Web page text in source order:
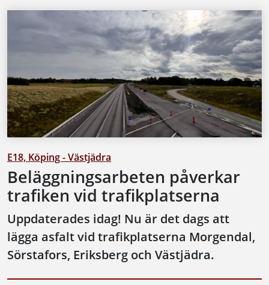
E18, Köping - Västjädra
Beläggningsarbeten påverkar
trafiken vid trafikplatserna
Uppdaterades idag! Nu är det dags att
lägga asfalt vid trafikplatserna Morgendal,
Sörstafors, Eriksberg och Västjädra.